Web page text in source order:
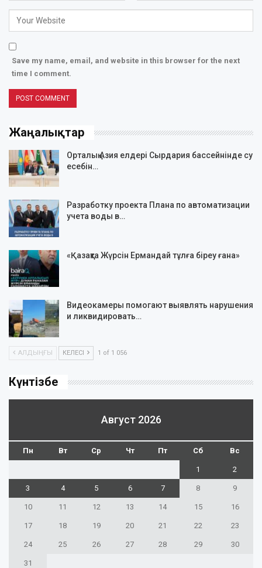
Save my name, email, and website in this browser for the next
time I comment.
Жаңалықтар
Орталық Азия елдері Сырдария бассейнінде су
есебін…
Разработку проекта Плана по автоматизации
учета воды в…
«Қазақта Жүрсін Ермандай тұлға біреу ғана»
Видеокамеры помогают выявлять нарушения
и ликвидировать…
АЛДЫҢҒЫ КЕЛЕСІ 1 of 1 056
Күнтізбе
Август 2026
Пн Вт Ср Чт Пт Сб Вс
1 2
3 4 5 6 7 8 9
10 11 12 13 14 15 16
17 18 19 20 21 22 23
24 25 26 27 28 29 30
31